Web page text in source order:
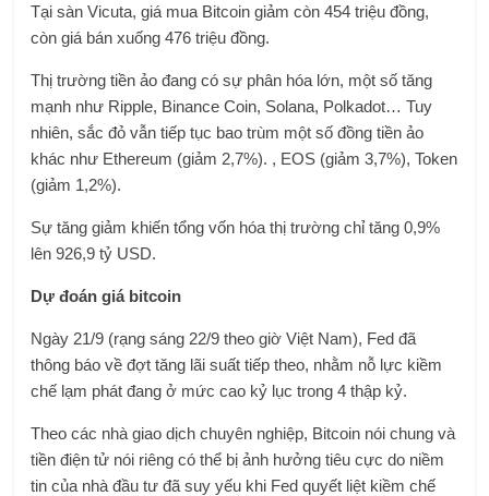
Tại sàn Vicuta, giá mua Bitcoin giảm còn 454 triệu đồng,
còn giá bán xuống 476 triệu đồng.
Thị trường tiền ảo đang có sự phân hóa lớn, một số tăng
mạnh như Ripple, Binance Coin, Solana, Polkadot… Tuy
nhiên, sắc đỏ vẫn tiếp tục bao trùm một số đồng tiền ảo
khác như Ethereum (giảm 2,7%). , EOS (giảm 3,7%), Token
(giảm 1,2%).
Sự tăng giảm khiến tổng vốn hóa thị trường chỉ tăng 0,9%
lên 926,9 tỷ USD.
Dự đoán giá bitcoin
Ngày 21/9 (rạng sáng 22/9 theo giờ Việt Nam), Fed đã
thông báo về đợt tăng lãi suất tiếp theo, nhằm nỗ lực kiềm
chế lạm phát đang ở mức cao kỷ lục trong 4 thập kỷ.
Theo các nhà giao dịch chuyên nghiệp, Bitcoin nói chung và
tiền điện tử nói riêng có thể bị ảnh hưởng tiêu cực do niềm
tin của nhà đầu tư đã suy yếu khi Fed quyết liệt kiềm chế